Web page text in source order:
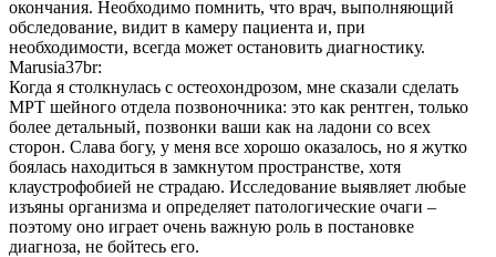
окончания. Необходимо помнить, что врач, выполняющий
обследование, видит в камеру пациента и, при
необходимости, всегда может остановить диагностику.
Marusia37br:
Когда я столкнулась с остеохондрозом, мне сказали сделать
МРТ шейного отдела позвоночника: это как рентген, только
более детальный, позвонки ваши как на ладони со всех
сторон. Слава богу, у меня все хорошо оказалось, но я жутко
боялась находиться в замкнутом пространстве, хотя
клаустрофобией не страдаю. Исследование выявляет любые
изъяны организма и определяет патологические очаги –
поэтому оно играет очень важную роль в постановке
диагноза, не бойтесь его.